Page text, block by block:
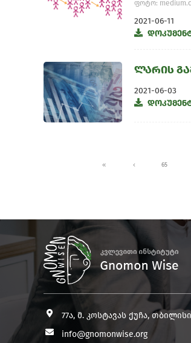
ფოტო:
2021-06-11
ლარის
2021-06-03
65
77ა, მ. კოსტავას ქუჩა,
info@gnomonwise.org